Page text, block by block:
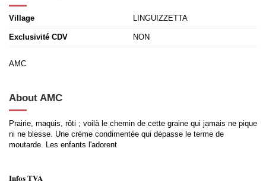
Village LINGUIZZETTA
Exclusivité CDV NON
AMC
About AMC
Prairie, maquis, rôti ; voilà le chemin de cette graine qui jamais ne pique
ni ne blesse. Une crème condimentée qui dépasse le terme de
moutarde. Les enfants l'adorent
Infos TVA